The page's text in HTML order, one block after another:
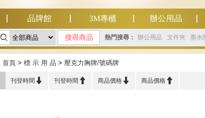
品牌館 3M專櫃 辦公用品
 熱門搜尋： 辦公用品 文件夾 墨水
首頁 > 標 示 用 品 > 壓克力胸牌/號碼牌
刊登時間  刊登時間  商品價格  商品價格 